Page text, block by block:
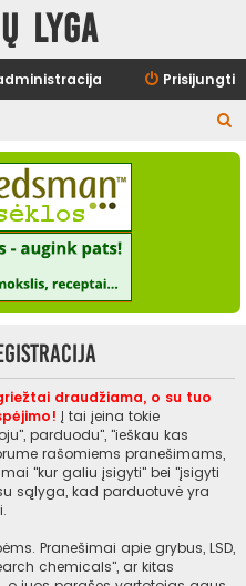
lyga
Prisijungti
e
draudžiama, o su tuo
Į tai įeina tokie
parduodu", "ieškau kas
rašomiems pranešimams,
"kur galiu įsigyti" bei "įsigyti
sąlyga, kad parduotuvė yra
Pranešimai apie grybus, LSD,
chemicals", ar kitas